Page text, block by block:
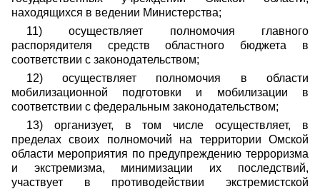
находящихся в ведении Министерства;
11) осуществляет полномочия главного
распорядителя средств областного бюджета в
соответствии с законодательством;
12) осуществляет полномочия в области
мобилизационной подготовки и мобилизации в
соответствии с федеральным законодательством;
13) организует, в том числе осуществляет, в
пределах своих полномочий на территории Омской
области мероприятия по предупреждению терроризма
и экстремизма, минимизации их последствий,
участвует в противодействии экстремистской